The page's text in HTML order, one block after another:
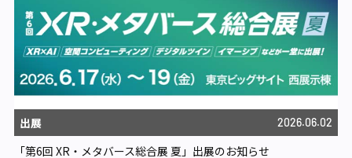
出展 2026.06.02
「第6回 XR・メタバース総合展 夏」出展のお知らせ